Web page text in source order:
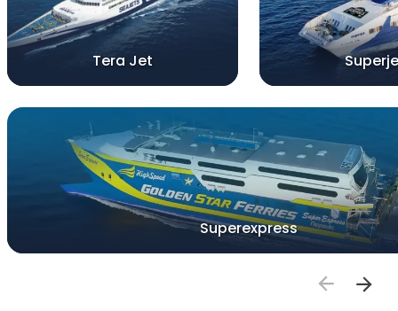
Tera Jet
Superexpress